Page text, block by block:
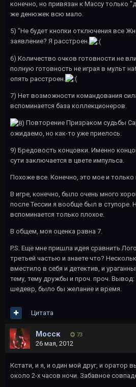
конечно, но привязан к Массу только
же денюжек всю мало.
5) "Не будет кнопки отключения все
заявление? Я расстроен.
6) Количество очков готовности не
полную готовность не играя в мульт
опять расстроен.
7) Нет возможности командования
вспоминается база коллекционеров.
Повторение Призраком судьбы
ожидаемо, но как-то уже приелось.
9) Бредовость концовки. Именно
сути заключается в цвете импульса.
Похоже все. Конечно, это мое и только
В игре, конечно, было очень много
после Тессии я вообще был в ступоре.
вспоминается только плохое.
В общем, моя оценка равна 7.
P.S. Еще мне пришла идея сравнить
третьей частью и знаете что?
вместило в себя и детектив, и
тему, тему дружбы и проч. проч. Вывод:
шедевр, было бы желание и время.
Цитата
Мосск 73
26 мая, 2012
Кстати, и я, и один мой друг, и оратор
около 2-х часов ночи. Забавное